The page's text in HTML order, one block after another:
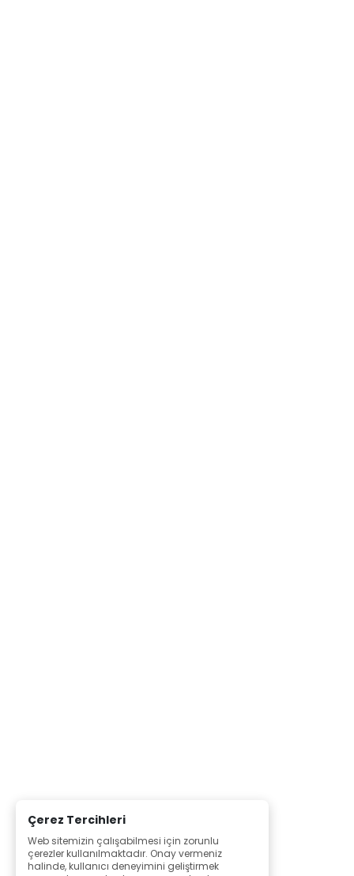
Çerez Tercihleri
Web sitemizin çalışabilmesi için zorunlu
çerezler kullanılmaktadır. Onay vermeniz
halinde, kullanıcı deneyimini geliştirmek